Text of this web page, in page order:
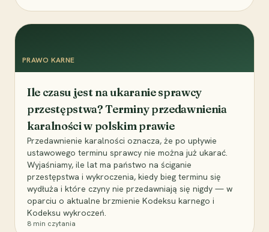
PRAWO KARNE
Ile czasu jest na ukaranie sprawcy
przestępstwa? Terminy przedawnienia
karalności w polskim prawie
Przedawnienie karalności oznacza, że po upływie
ustawowego terminu sprawcy nie można już ukarać.
Wyjaśniamy, ile lat ma państwo na ściganie
przestępstwa i wykroczenia, kiedy bieg terminu się
wydłuża i które czyny nie przedawniają się nigdy — w
oparciu o aktualne brzmienie Kodeksu karnego i
Kodeksu wykroczeń.
8 min czytania